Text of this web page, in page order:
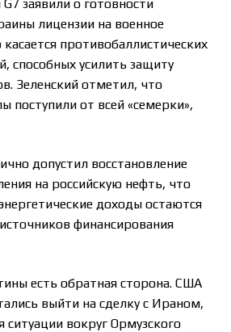
заявили о готовности
лицензии на военное
противобаллистических
способных усилить защиту
Зеленский отметил, что
поступили от всей «семерки»,
допустил восстановление
на российскую нефть, что
доходы остаются
финансирования
есть обратная сторона. США
выйти на сделку с Ираном,
ситуации вокруг Ормузского